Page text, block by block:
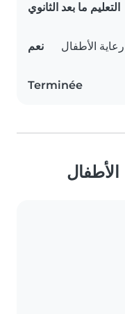
التعليم ما بعد الثانوي
الأطفال نعم
Terminée